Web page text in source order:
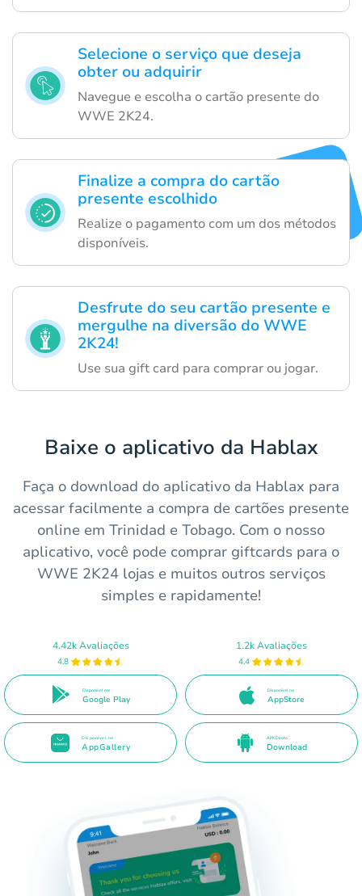
Selecione o serviço que deseja
obter ou adquirir
Navegue e escolha o cartão presente do
WWE 2K24.
Finalize a compra do cartão
presente escolhido
Realize o pagamento com um dos métodos
disponíveis.
Desfrute do seu cartão presente e
mergulhe na diversão do WWE
2K24!
Use sua gift card para comprar ou jogar.
Baixe o aplicativo da Hablax
Faça o download do aplicativo da Hablax para
acessar facilmente a compra de cartões presente
online em Trinidad e Tobago. Com o nosso
aplicativo, você pode comprar giftcards para o
WWE 2K24 lojas e muitos outros serviços
simples e rapidamente!
4.42k Avaliações
4.8
Disponível em
Google Play
1.2k Avaliações
4.4
Disponível na
AppStore
Disponível na
AppGallery
APK Direto
Download